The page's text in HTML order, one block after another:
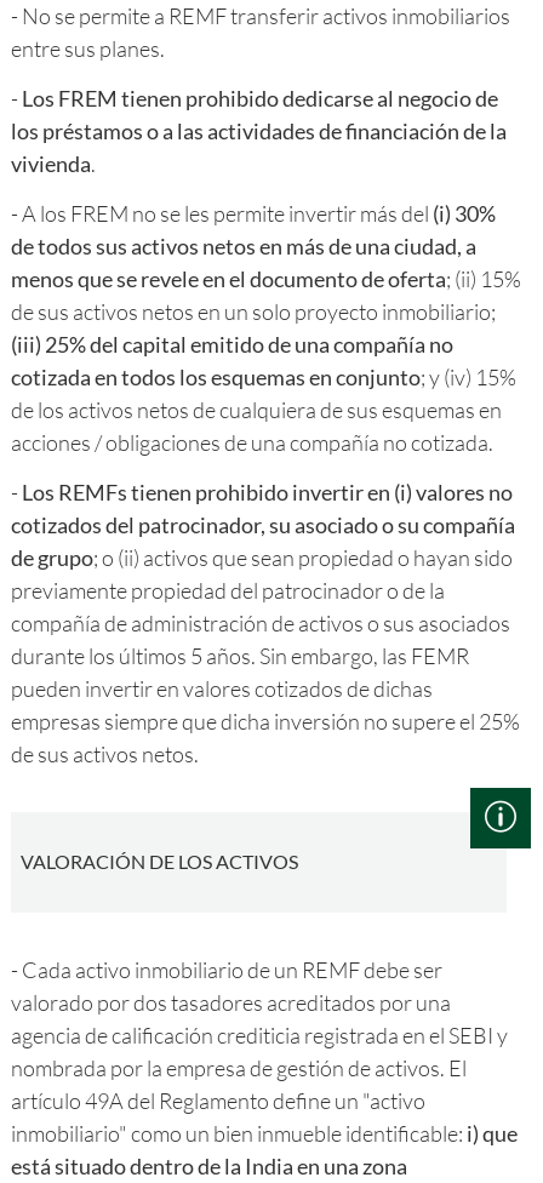
- No se permite a REMF transferir activos inmobiliarios
entre sus planes.
- Los FREM tienen prohibido dedicarse al negocio de
los préstamos o a las actividades de financiación de la
vivienda.
- A los FREM no se les permite invertir más del (i) 30%
de todos sus activos netos en más de una ciudad, a
menos que se revele en el documento de oferta; (ii) 15%
de sus activos netos en un solo proyecto inmobiliario;
(iii) 25% del capital emitido de una compañía no
cotizada en todos los esquemas en conjunto; y (iv) 15%
de los activos netos de cualquiera de sus esquemas en
acciones / obligaciones de una compañía no cotizada.
- Los REMFs tienen prohibido invertir en (i) valores no
cotizados del patrocinador, su asociado o su compañía
de grupo; o (ii) activos que sean propiedad o hayan sido
previamente propiedad del patrocinador o de la
compañía de administración de activos o sus asociados
durante los últimos 5 años. Sin embargo, las FEMR
pueden invertir en valores cotizados de dichas
empresas siempre que dicha inversión no supere el 25%
de sus activos netos.
VALORACIÓN DE LOS ACTIVOS
- Cada activo inmobiliario de un REMF debe ser
valorado por dos tasadores acreditados por una
agencia de calificación crediticia registrada en el SEBI y
nombrada por la empresa de gestión de activos. El
artículo 49A del Reglamento define un "activo
inmobiliario" como un bien inmueble identificable: i) que
está situado dentro de la India en una zona